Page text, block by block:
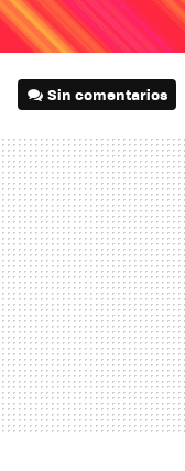
Sin comentarios